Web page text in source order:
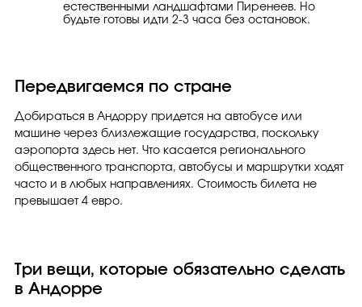
естественными ландшафтами Пиренеев. Но
будьте готовы идти 2-3 часа без остановок.
Передвигаемся по стране
Добираться в Андорру придется на автобусе или
машине через близлежащие государства, поскольку
аэропорта здесь нет. Что касается регионального
общественного транспорта, автобусы и маршрутки ходят
часто и в любых направлениях. Стоимость билета не
превышает 4 евро.
Три вещи, которые обязательно сделать
в Андорре